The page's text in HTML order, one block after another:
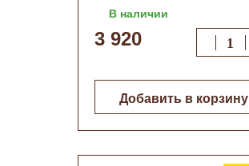
молоч)+сифон
(500х660)
В наличии
3 920
Добавить в корзину